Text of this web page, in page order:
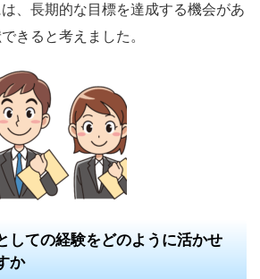
、長期的な目標を達成する機会があ
きると考えました。
しての経験をどのように活かせ
か